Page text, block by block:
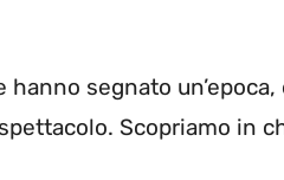
segnato un’epoca,
Scopriamo in